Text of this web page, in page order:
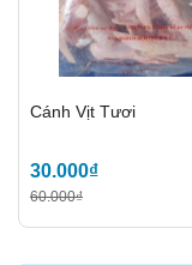
Cánh Vịt Tươi
30.000₫
60.000₫